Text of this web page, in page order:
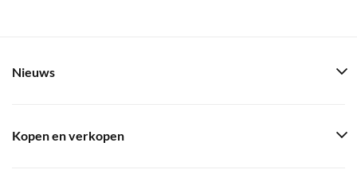
Nieuws
Kopen en verkopen